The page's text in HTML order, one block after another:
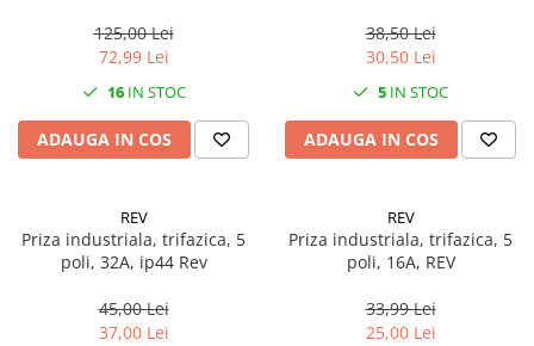
125,00 Lei
72,99 Lei
16IN STOC
ADAUGA IN COS
Professional
38,50 Lei
30,50 Lei
5 IN STOC
ADAUGA IN COS
REV
Priza industriala, trifazica, 5
poli, 32A, ip44 Rev
45,00 Lei
37,00 Lei
REV
Priza industriala, trifazica, 5
poli, 16A, REV
33,99 Lei
25,00 Lei